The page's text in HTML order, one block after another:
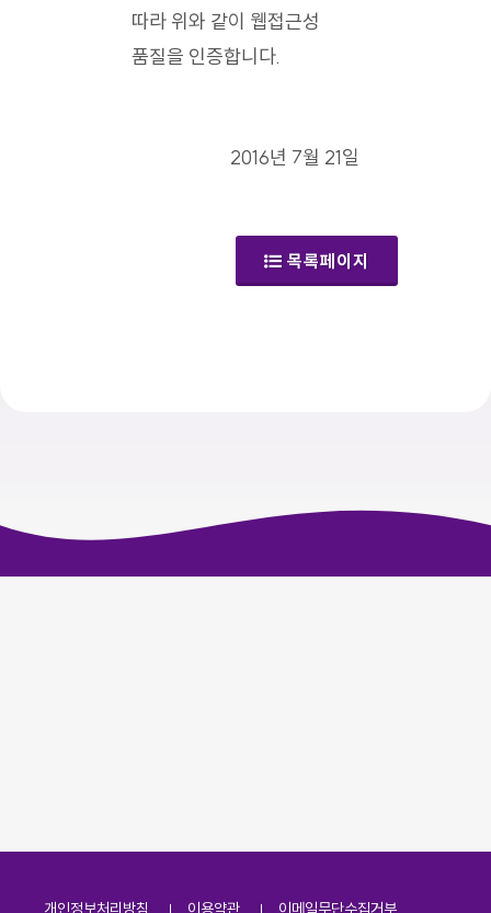
따라 위와 같이 웹접근성
품질을 인증합니다.
2016년 7월 21일
목록페이지
개인정보처리방침 이용약관 이메일무단수집거부